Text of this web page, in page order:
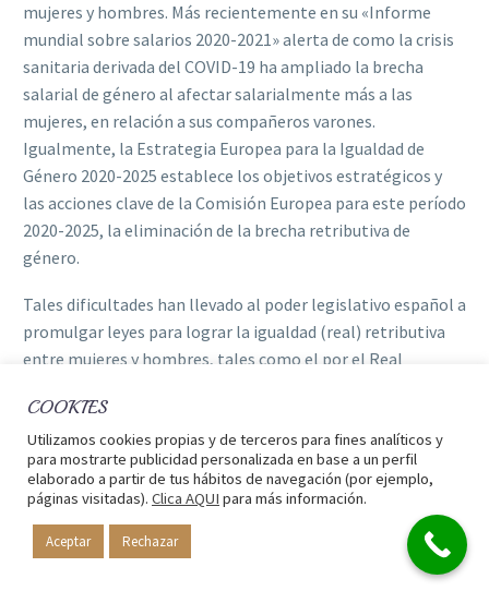
mujeres y hombres. Más recientemente en su «Informe
mundial sobre salarios 2020-2021» alerta de como la crisis
sanitaria derivada del COVID-19 ha ampliado la brecha
salarial de género al afectar salarialmente más a las
mujeres, en relación a sus compañeros varones.
Igualmente, la Estrategia Europea para la Igualdad de
Género 2020-2025 establece los objetivos estratégicos y
las acciones clave de la Comisión Europea para este período
2020-2025, la eliminación de la brecha retributiva de
género.
Tales dif‌icultades han llevado al poder legislativo español a
promulgar leyes para lograr la igualdad (real) retributiva
entre mujeres y hombres, tales como el por el Real
para garantía de la igualdad de trato y de oportunidades
entre mujeres y hombres en el empleo y la ocupación que
modif‌icó el ET integrando la obligación empresarial del
registro retributivo desarrollando, entre otros aspectos,
los criterios concretos para desagregar por sexo la
información retributiva de la empresa; los sistemas de
clasif‌icación profesional contenidos en los convenios
COOKIES
Utilizamos cookies propias y de terceros para fines analíticos y
para mostrarte publicidad personalizada en base a un perfil
elaborado a partir de tus hábitos de navegación (por ejemplo,
páginas visitadas). Clica AQUI para más información.
Aceptar Rechazar